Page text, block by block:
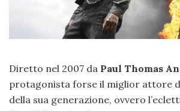
Diretto nel 2007 da Paul Thomas
protagonista forse il miglior attore
della sua generazione, ovvero